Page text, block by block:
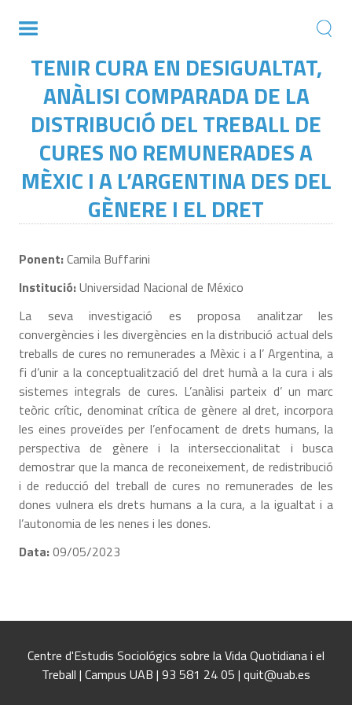
TENIR CURA EN DESIGUALTAT,
ANÀLISI COMPARADA DE LA
DISTRIBUCIÓ DEL TREBALL DE
CURES NO REMUNERADES A
MÈXIC I A L’ARGENTINA DES DEL
GÈNERE I EL DRET
Ponent:Camila Buffarini
Institució:Universidad Nacional de México
La seva investigació es proposa analitzar les
convergències i les divergències en la distribució actual dels
treballs de cures no remunerades a Mèxic i a l’ Argentina, a
fi d’unir a la conceptualització del dret humà a la cura i als
sistemes integrals de cures. L’anàlisi parteix d’ un marc
teòric crític, denominat crítica de gènere al dret, incorpora
les eines proveïdes per l’enfocament de drets humans, la
perspectiva de gènere i la interseccionalitat i busca
demostrar que la manca de reconeixement, de redistribució
i de reducció del treball de cures no remunerades de les
dones vulnera els drets humans a la cura, a la igualtat i a
l’autonomia de les nenes i les dones.
Data:09/05/2023
Centre d'Estudis Sociológics sobre la Vida Quotidiana i el
Treball | Campus UAB | 93 581 24 05 | quit@uab.es